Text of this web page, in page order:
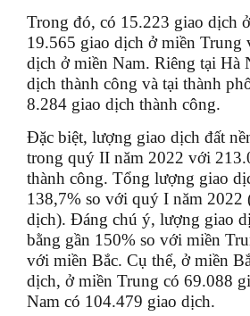
Trong đó, có 15.223 giao dịch
19.565 giao dịch ở miền Trung
dịch ở miền Nam. Riêng tại Hà
dịch thành công và tại thành
8.284 giao dịch thành công.
Đặc biệt, lượng giao dịch đất
trong quý II năm 2022 với
thành công. Tổng lượng giao
138,7% so với quý I năm 2022
dịch). Đáng chú ý, lượng giao
bằng gần 150% so với miền
với miền Bắc. Cụ thể, ở miền
dịch, ở miền Trung có 69.088
Nam có 104.479 giao dịch.